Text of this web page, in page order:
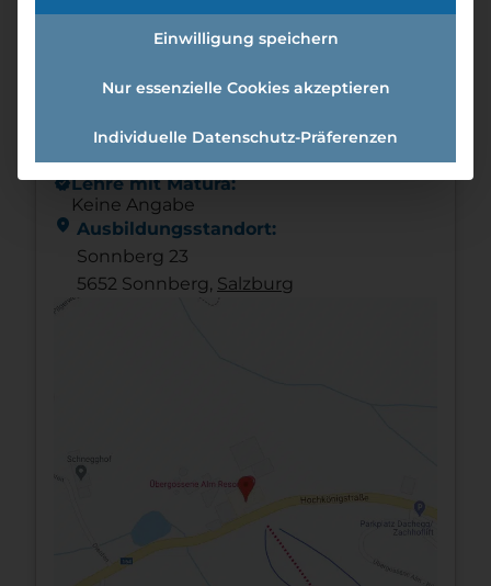
Keine Angabe
new_releasesLehre mit Matura:
Keine Angabe
location_on Ausbildungsstandort:
Sonnberg 23
5652 Sonnberg, Salzburg
Einwilligung speichern
Nur essenzielle Cookies akzeptieren
Individuelle Datenschutz-Präferenzen